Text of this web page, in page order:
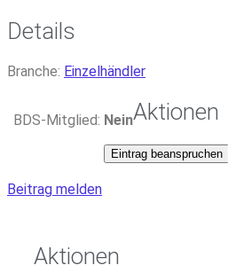
Details
Branche: Einzelhändler
BDS-Mitglied: NeinAktionen
Eintrag beanspruchen
Beitrag melden
Aktionen